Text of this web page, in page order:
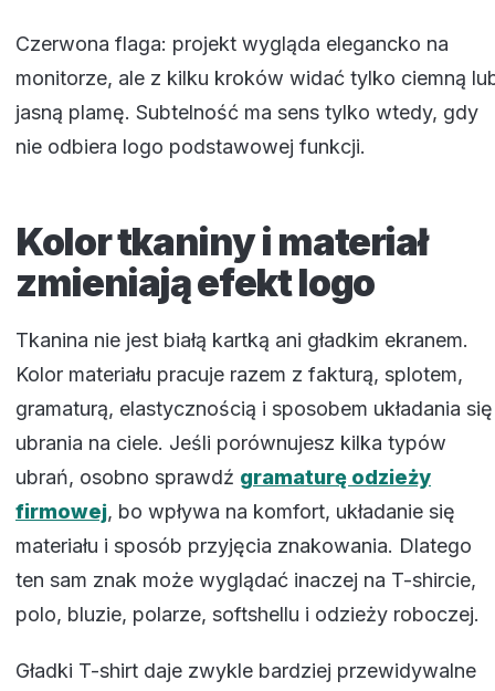
Czerwona flaga: projekt wygląda elegancko na
monitorze, ale z kilku kroków widać tylko ciemną
jasną plamę. Subtelność ma sens tylko wtedy, gdy
nie odbiera logo podstawowej funkcji.
Kolor tkaniny i materiał
zmieniają efekt logo
Tkanina nie jest białą kartką ani gładkim ekranem.
Kolor materiału pracuje razem z fakturą, splotem,
gramaturą, elastycznością i sposobem układania się
ubrania na ciele. Jeśli porównujesz kilka typów
ubrań, osobno sprawdź gramaturę odzieży
firmowej, bo wpływa na komfort, układanie się
materiału i sposób przyjęcia znakowania. Dlatego
ten sam znak może wyglądać inaczej na T-shircie,
polo, bluzie, polarze, softshellu i odzieży roboczej.
Gładki T-shirt daje zwykle bardziej przewidywalne